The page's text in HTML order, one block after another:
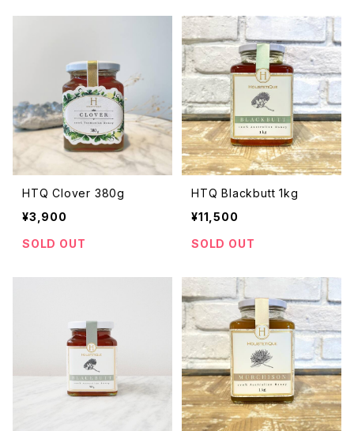
HTQ Clover 380g
¥3,900
SOLD OUT
HTQ Blackbutt 1kg
¥11,500
SOLD OUT